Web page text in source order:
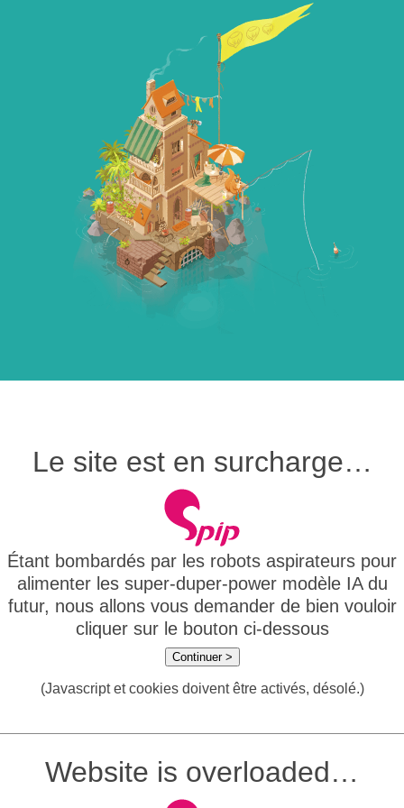
Le site est en surcharge…
Étant bombardés par les robots aspirateurs pour
alimenter les super-duper-power modèle IA du
futur, nous allons vous demander de bien vouloir
cliquer sur le bouton ci-dessous
Continuer >
(Javascript et cookies doivent être activés, désolé.)
Website is overloaded…